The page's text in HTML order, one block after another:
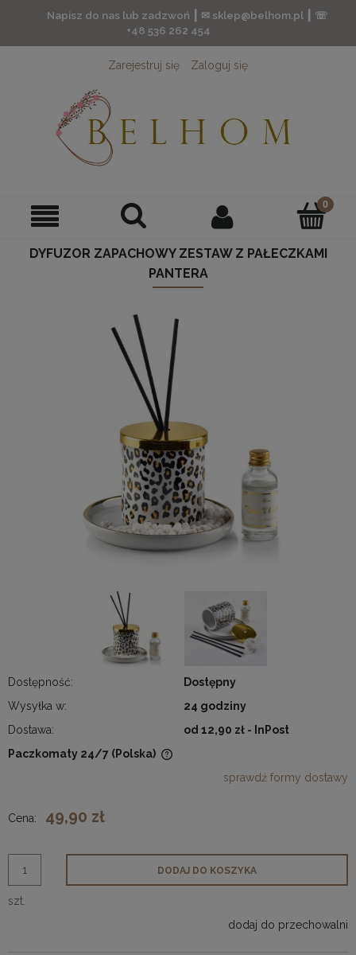
Napisz do nas lub zadzwoń ┃ ✉ sklep@belhom.pl ┃ ☏
+48 536 262 454
Zarejestruj się Zaloguj się
DYFUZOR ZAPACHOWY ZESTAW Z PAŁECZKAMI
PANTERA
Dostępność:
Dostępny
Wysyłka w:
24 godziny
Dostawa:
od 12,90 zł - InPost
Paczkomaty 24/7 (Polska)
sprawdź formy dostawy
Cena: 49,90 zł
szt.
DODAJ DO KOSZYKA
dodaj do przechowalni